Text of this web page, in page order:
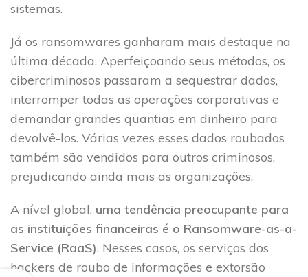
sistemas.
Já os ransomwares ganharam mais destaque na
última década. Aperfeiçoando seus métodos, os
cibercriminosos passaram a sequestrar dados,
interromper todas as operações corporativas e
demandar grandes quantias em dinheiro para
devolvê-los. Várias vezes esses dados roubados
também são vendidos para outros criminosos,
prejudicando ainda mais as organizações.
A nível global, uma tendência preocupante para
as instituições financeiras é o Ransomware-as-a-
Service (RaaS). Nesses casos, os serviços dos
hackers de roubo de informações e extorsão